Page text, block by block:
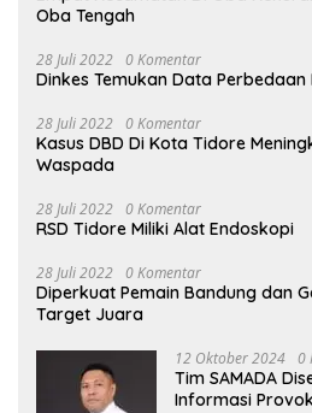
Oba Tengah
28 Juli 2022 0 Komentar
Dinkes Temukan Data
28 Juli 2022 0 Komentar
Kasus DBD Di Kota Tidore
Waspada
28 Juli 2022 0 Komentar
RSD Tidore Miliki Alat Endoskopi
28 Juli 2022 0 Komentar
Diperkuat Pemain Bandung dan
Target Juara
12 Oktober 2024 0
Tim SAMADA
Informasi